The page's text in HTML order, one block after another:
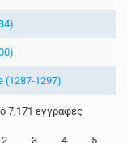
(1287-1297)
7,171 εγγραφές
2 3 4 5